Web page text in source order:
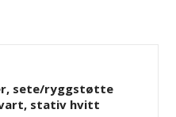
sete/ryggstøtte
stativ hvitt